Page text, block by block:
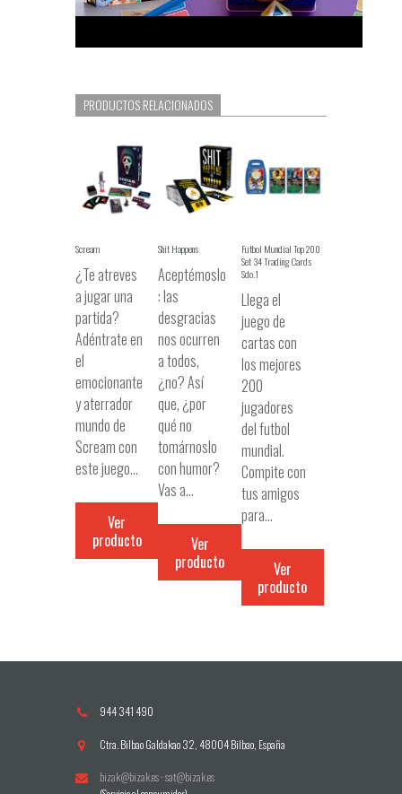
PRODUCTOS RELACIONADOS
Scream
¿Te atreves
a jugar una
partida?
Adéntrate en
el
emocionante
y aterrador
mundo de
Scream con
este juego…
Ver
producto
Shit Happens
Aceptémoslo
: las
desgracias
nos ocurren
a todos,
¿no? Así
que, ¿por
qué no
tomárnoslo
con humor?
Vas a…
Ver
producto
Futbol Mundial Top 200
Set 34 Trading Cards
Sdo.1
Llega el
juego de
cartas con
los mejores
200
jugadores
del futbol
mundial.
Compite con
tus amigos
para…
Ver
producto
944 341 490
Ctra. Bilbao Galdakao 32, 48004 Bilbao, España
bizak@bizak.es·sat@bizak.es